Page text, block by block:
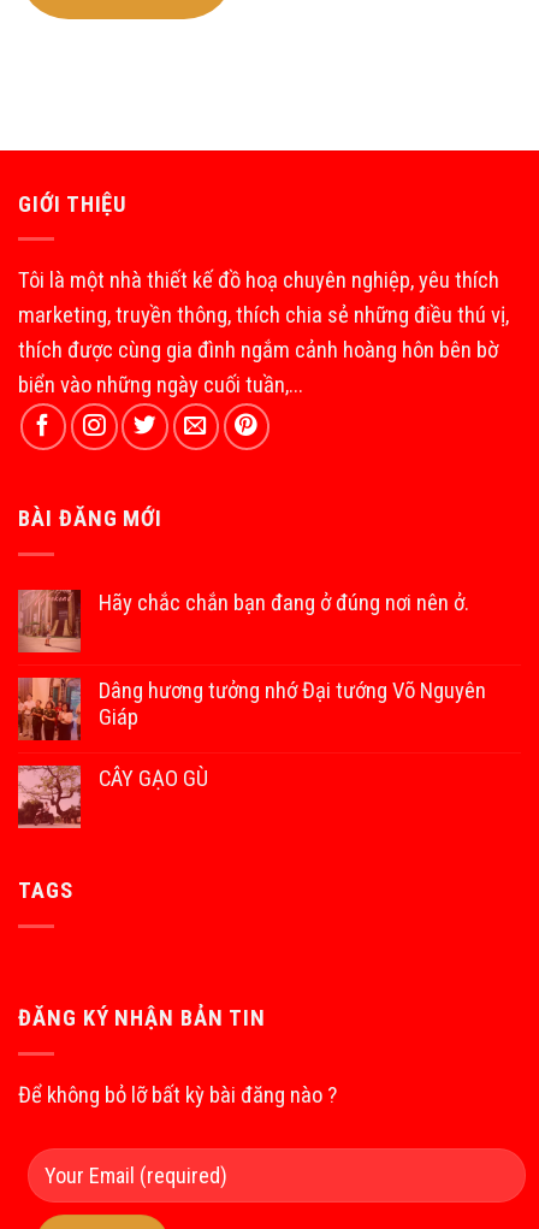
GIỚI THIỆU
Tôi là một nhà thiết kế đồ hoạ chuyên nghiệp, yêu thích
marketing, truyền thông, thích chia sẻ những điều thú vị,
thích được cùng gia đình ngắm cảnh hoàng hôn bên bờ
biển vào những ngày cuối tuần,...
BÀI ĐĂNG MỚI
Hãy chắc chắn bạn đang ở đúng nơi nên ở.
Dâng hương tưởng nhớ Đại tướng Võ Nguyên
Giáp
CÂY GẠO GÙ
TAGS
ĐĂNG KÝ NHẬN BẢN TIN
Để không bỏ lỡ bất kỳ bài đăng nào ?